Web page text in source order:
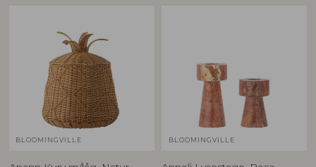
BLOOMINGVILLE BLOOMINGVILLE